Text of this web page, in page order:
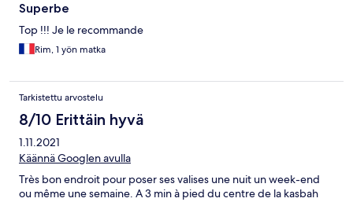
Superbe
Top !!! Je le recommande
Rim, 1 yön matka
Tarkistettu arvostelu
8/10 Erittäin hyvä
1.11.2021
Käännä Googlen avulla
Très bon endroit pour poser ses valises une nuit un week-end
ou même une semaine. A 3 min à pied du centre de la kasbah